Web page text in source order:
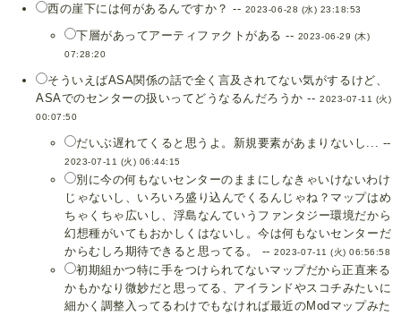
西の崖下には何があるんですか？ -- 2023-06-28 (水) 23:18:53
下層があってアーティファクトがある -- 2023-06-29 (木)
07:28:20
そういえばASA関係の話で全く言及されてない気がするけど、
ASAでのセンターの扱いってどうなるんだろうか --2023-07-11 (火)
00:07:50
だいぶ遅れてくると思うよ。新規要素があまりないし... --
2023-07-11 (火) 06:44:15
別に今の何もないセンターのままにしなきゃいけないわけ
じゃないし、いろいろ盛り込んでくるんじゃね？マップはめ
ちゃくちゃ広いし、浮島なんていうファンタジー環境だから
幻想種がいてもおかしくはないし。今は何もないセンターだ
からむしろ期待できると思ってる。 --2023-07-11 (火) 06:56:58
初期組かつ特に手をつけられてないマップだから正直来る
かもかなり微妙だと思ってる、アイランドやスコチみたいに
細かく調整入ってるわけでもなければ最近のModマップみた